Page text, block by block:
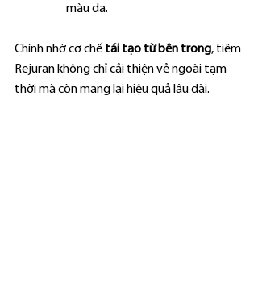
màu da.
Chính nhờ cơ chế tái tạo từ bên trong, tiêm
Rejuran không chỉ cải thiện vẻ ngoài tạm
thời mà còn mang lại hiệu quả lâu dài.